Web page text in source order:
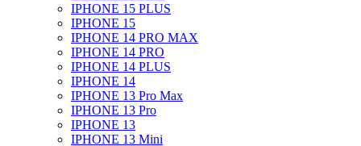
IPHONE 15 PLUS
IPHONE 15
IPHONE 14 PRO MAX
IPHONE 14 PRO
IPHONE 14 PLUS
IPHONE 14
IPHONE 13 Pro Max
IPHONE 13 Pro
IPHONE 13
IPHONE 13 Mini